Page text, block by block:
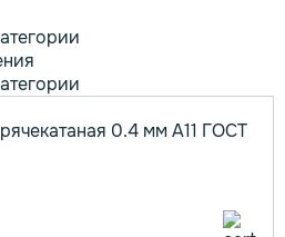
0.4 мм А11 ГОСТ